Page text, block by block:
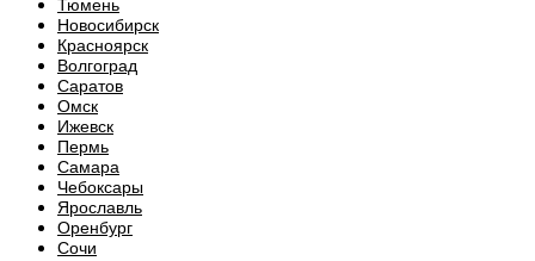
Новосибирск
Красноярск
Волгоград
Саратов
Омск
Ижевск
Пермь
Самара
Чебоксары
Ярославль
Оренбург
Сочи